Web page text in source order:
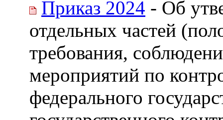
Приказ 2024 - Об
отдельных частей
требования,
мероприятий по
федерального